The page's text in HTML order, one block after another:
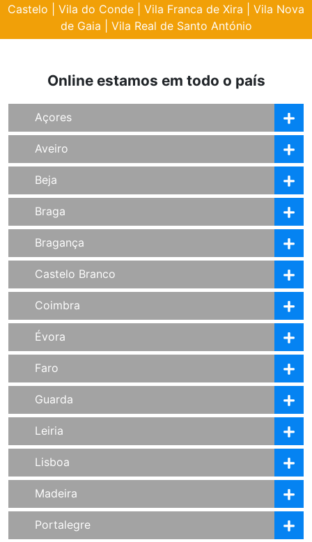
Castelo
Vila do Conde Vila Franca de Xira
Vila Nova
de Gaia
Vila Real de Santo António
Online estamos em todo o país
Açores
Aveiro
Beja
Braga
Bragança
Castelo Branco
Coimbra
Évora
Faro
Guarda
Leiria
Lisboa
Madeira
Portalegre